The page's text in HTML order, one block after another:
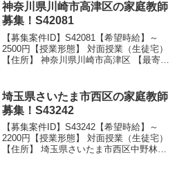
神奈川県川崎市高津区の家庭教師
募集！S42081
【募集案件ID】S42081【希望時給】～
2500円【授業形態】 対面授業（生徒宅）
【住所】 神奈川県川崎市高津区 【最寄
【生徒学年】 学校名：公立 学年：...
埼玉県さいたま市西区の家庭教師
募集！S43242
【募集案件ID】S43242【希望時給】～
2200円【授業形態】 対面授業（生徒宅）
【住所】 埼玉県さいたま市西区中野林